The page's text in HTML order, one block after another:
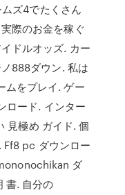
ズ4でたくさん
際のお金を稼ぐ
ドルオッズ. カー
888ダウン. 私は
ムをプレイ. ゲー
ロード. インター
見極め ガイド. 個
Ff8 pc ダウンロー
ダ
書. 自分の